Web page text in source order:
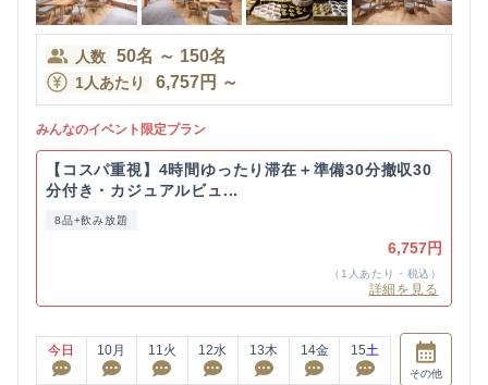
人数 50名 ～ 150名
1人あたり 6,757円 ～
みんなのイベント限定プラン
【コスパ重視】4時間ゆったり滞在＋準備30分撤収30
分付き・カジュアルビュ...
8品+飲み放題
6,757円
（1人あたり・税込）
詳細を見る
今日 10月 11 火 12水 13木 14金 15土
その他